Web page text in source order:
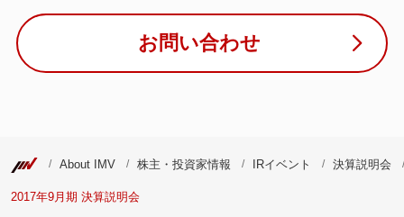
お問い合わせ
About IMV 株主・投資家情報 IRイベント 決算説明会
2017年9月期 決算説明会